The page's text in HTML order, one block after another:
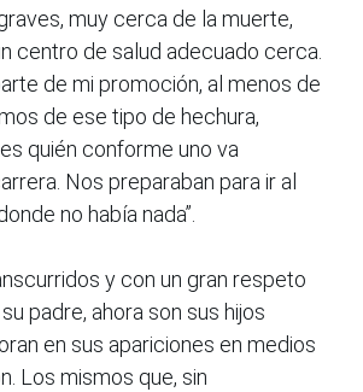
muy cerca de la muerte,
centro de salud adecuado cerca.
de mi promoción, al menos de
de ese tipo de hechura,
quién conforme uno va
Nos preparaban para ir al
no había nada”.
y con un gran respeto
padre, ahora son sus hijos
en sus apariciones en medios
Los mismos que, sin